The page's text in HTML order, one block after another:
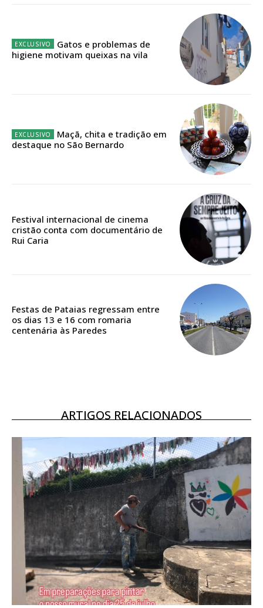
12 meses
Acesso ao conteúdo online
Acesso aos conteúdos Exclusivos para
16€
assinantes
Escolha o plano
Gatos e problemas de
higiene motivam queixas na vila
Maçã, chita e tradição em
destaque no São Bernardo
Festival internacional de cinema
cristão conta com documentário de
Rui Caria
Festas de Pataias regressam entre
os dias 13 e 16 com romaria
centenária às Paredes
ARTIGOS RELACIONADOS